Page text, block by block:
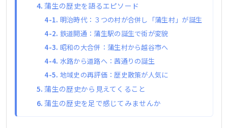
蒲生の歴史を語るエピソード
明治時代：３つの村が合併し「蒲生村」が誕生
鉄道開通：蒲生駅の誕生で街が変貌
昭和の大合併：蒲生村から越谷市へ
水路から道路へ：茜通りの誕生
地域史の再評価：歴史散策が人気に
蒲生の歴史から見えてくること
蒲生の歴史を足で感じてみませんか